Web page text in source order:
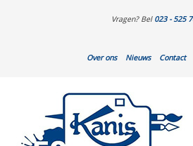
Vragen? Bel 023 - 525
Over ons Nieuws Contact